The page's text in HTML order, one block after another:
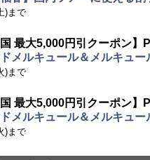
)まで
最大5,000円引クーポン】
メルキュール＆メルキュー
)まで
最大5,000円引クーポン】
メルキュール＆メルキュー
)まで